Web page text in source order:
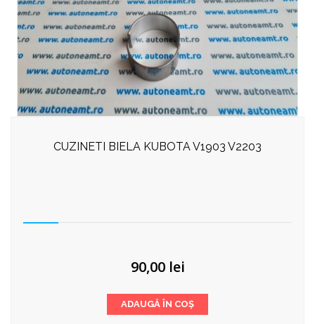
CUZINETI BIELA KUBOTA V1903 V2203
90,00 lei
ADAUGĂ ÎN COȘ